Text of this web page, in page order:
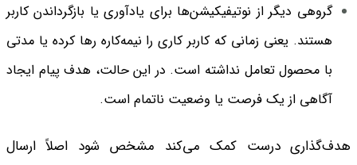
گروهی دیگر از نوتیفیکیشن‌ها برای یادآوری یا بازگرداندن کاربر
هستند. یعنی زمانی که کاربر کاری را نیمه‌کاره رها کرده یا مدتی
با محصول تعامل نداشته است. در این حالت، هدف پیام ایجاد
آگاهی از یک فرصت یا وضعیت ناتمام است.
هدف‌گذاری درست کمک می‌کند مشخص شود اصلاً ارسال